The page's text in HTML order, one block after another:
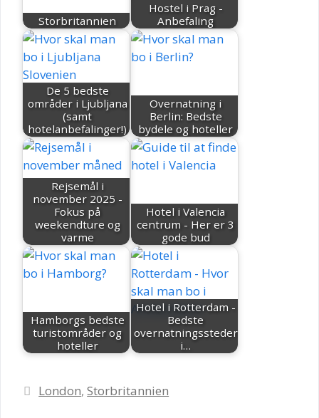
Storbritannien
Hostel i Prag -
Anbefaling
De 5 bedste
områder i Ljubljana
(samt
hotelanbefalinger!)
Overnatning i
Berlin: Bedste
bydele og hoteller
Rejsemål i
november 2025 -
Fokus på
weekendture og
varme
Hotel i Valencia
centrum - Her er 3
gode bud
Hamborgs bedste
turistområder og
hoteller
Hotel i Rotterdam -
Bedste
overnatningssteder
i…
Kategorier
London,Storbritannien